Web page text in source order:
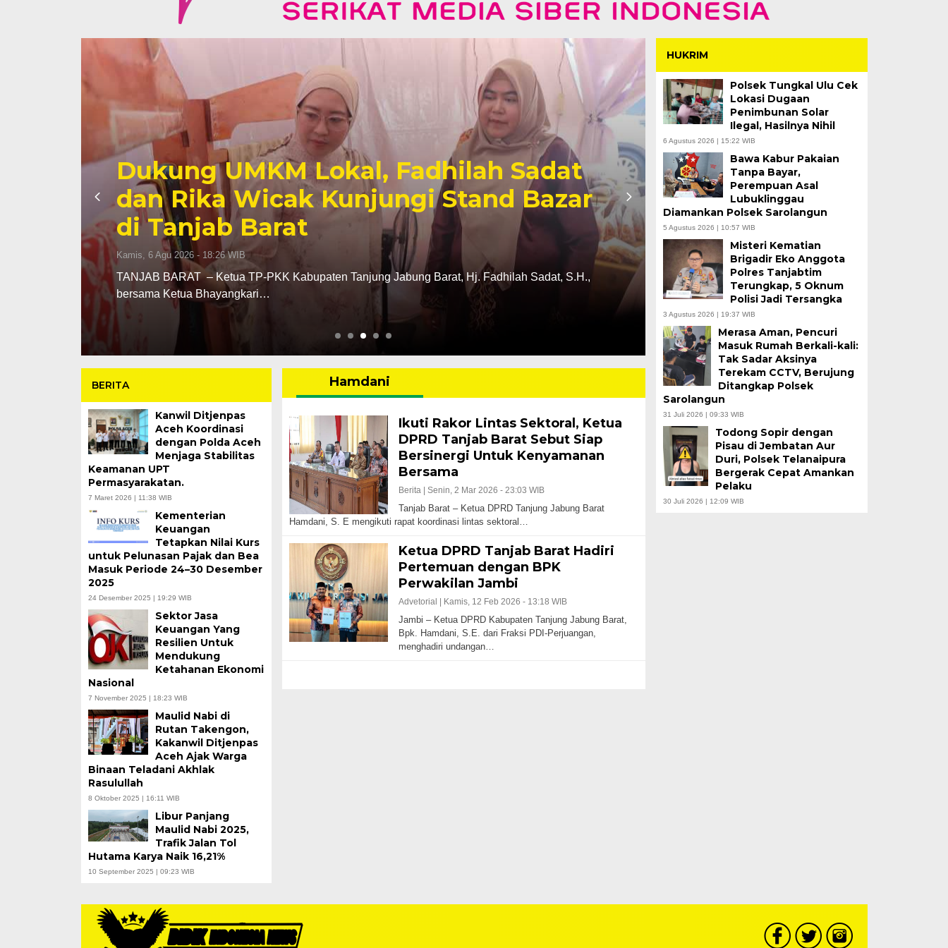
Dukung UMKM Lokal, Fadhilah Sadat
dan Rika Wicak Kunjungi Stand Bazar
di Tanjab Barat
Kamis, 6 Agu 2026 - 18:26 WIB
TANJAB BARAT – Ketua TP-PKK Kabupaten Tanjung Jabung Barat, Hj. Fadhilah Sadat, S.H.,
bersama Ketua Bhayangkari…
Satpol PP Amankan
Usai Menang Tipis 1-
OPD Cup
Kamis, 6 Agu 2026 - 18:18 WIB
TANJAB BARAT – Tim Satpol PP Kabupaten
dengan kemenangan….
BERITA
Kanwil Ditjenpas
Aceh Koordinasi
dengan Polda Aceh
Menjaga Stabilitas
Keamanan UPT
Permasyarakatan.
7 Maret 2026 | 11:38 WIB
Kementerian
Keuangan
Tetapkan Nilai Kurs
untuk Pelunasan Pajak dan Bea
Masuk Periode 24–30 Desember
2025
24 Desember 2025 | 19:29 WIB
Sektor Jasa
Keuangan Yang
Resilien Untuk
Mendukung
Ketahanan Ekonomi
Nasional
7 November 2025 | 18:23 WIB
Maulid Nabi di
Rutan Takengon,
Kakanwil Ditjenpas
Aceh Ajak Warga
Binaan Teladani Akhlak
Rasulullah
8 Oktober 2025 | 16:11 WIB
Libur Panjang
Maulid Nabi 2025,
Trafik Jalan Tol
Hutama Karya Naik 16,21%
10 September 2025 | 09:23 WIB
Hamdani
Ikuti Rakor Lintas Sektoral, Ketua
DPRD Tanjab Barat Sebut Siap
Bersinergi Untuk Kenyamanan
Bersama
Berita | Senin, 2 Mar 2026 - 23:03 WIB
Tanjab Barat – Ketua DPRD Tanjung Jabung Barat
Hamdani, S. E mengikuti rapat koordinasi lintas sektoral…
Ketua DPRD Tanjab Barat Hadiri
Pertemuan dengan BPK
Perwakilan Jambi
Advetorial | Kamis, 12 Feb 2026 - 13:18 WIB
Jambi – Ketua DPRD Kabupaten Tanjung Jabung Barat,
Bpk. Hamdani, S.E. dari Fraksi PDI-Perjuangan,
menghadiri undangan…
HUKRIM
Polsek Tungkal Ulu Cek
Lokasi Dugaan
Penimbunan Solar
Ilegal, Hasilnya Nihil
6 Agustus 2026 | 15:22 WIB
Bawa Kabur Pakaian
Tanpa Bayar,
Perempuan Asal
Lubuklinggau
Diamankan Polsek Sarolangun
5 Agustus 2026 | 10:57 WIB
Misteri Kematian
Brigadir Eko Anggota
Polres Tanjabtim
Terungkap, 5 Oknum
Polisi Jadi Tersangka
3 Agustus 2026 | 19:37 WIB
Merasa Aman, Pencuri
Masuk Rumah Berkali-kali:
Tak Sadar Aksinya
Terekam CCTV, Berujung
Ditangkap Polsek
Sarolangun
31 Juli 2026 | 09:33 WIB
Todong Sopir dengan
Pisau di Jembatan Aur
Duri, Polsek Telanaipura
Bergerak Cepat Amankan
Pelaku
30 Juli 2026 | 12:09 WIB